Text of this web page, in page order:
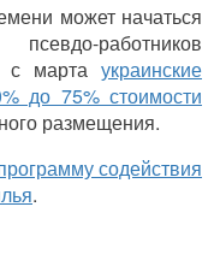
может начаться
работников
с марта украинские
до 75% стоимости
размещения.
содействия
.